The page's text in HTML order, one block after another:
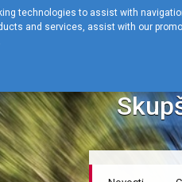
technologies to assist with
and services, assist with our